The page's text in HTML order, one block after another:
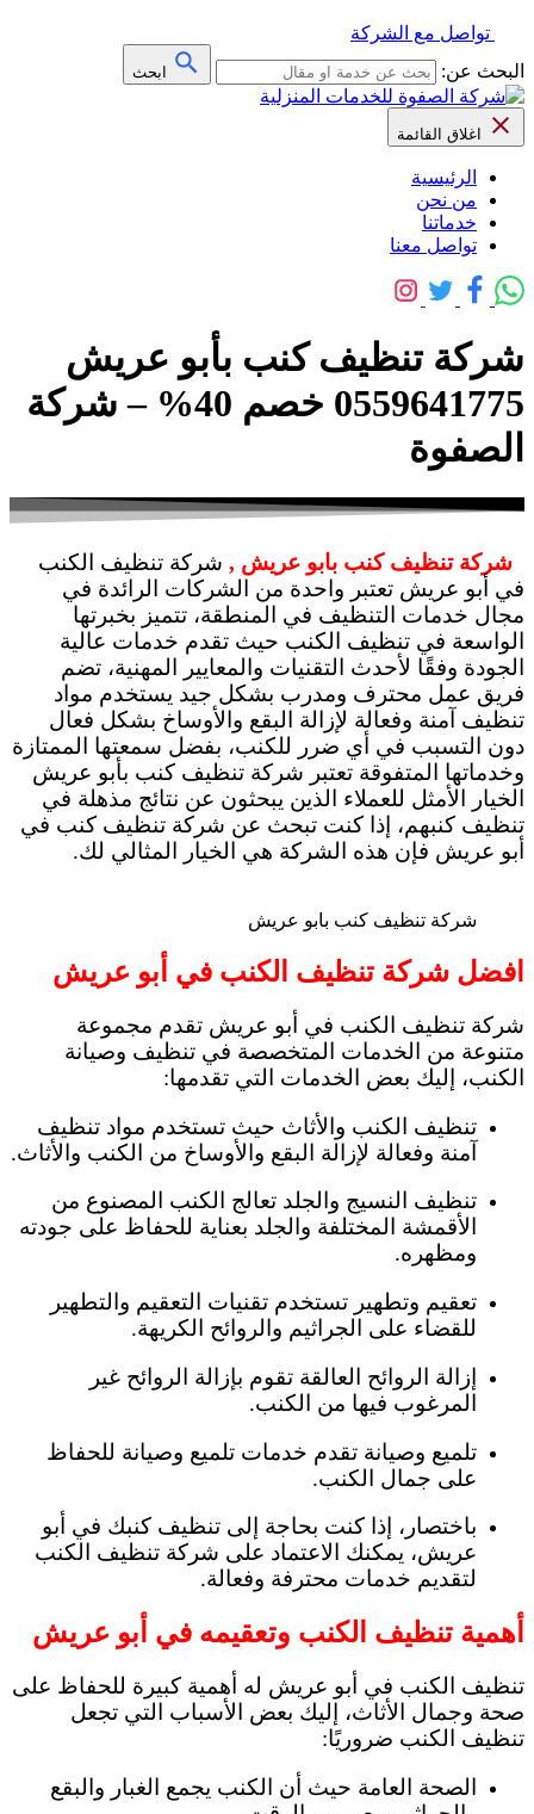
تواصل مع الشركة
البحث عن:
ابحث
اغلاق القائمة
الرئيسية
من نحن
خدماتنا
تواصل معنا
شركة تنظيف كنب بأبو عريش
0559641775 خصم 40% – شركة
الصفوة
شركة تنظيف كنب بابو عريش , شركة تنظيف الكنب
في أبو عريش تعتبر واحدة من الشركات الرائدة في
مجال خدمات التنظيف في المنطقة، تتميز بخبرتها
الواسعة في تنظيف الكنب حيث تقدم خدمات عالية
الجودة وفقًا لأحدث التقنيات والمعايير المهنية، تضم
فريق عمل محترف ومدرب بشكل جيد يستخدم مواد
تنظيف آمنة وفعالة لإزالة البقع والأوساخ بشكل فعال
دون التسبب في أي ضرر للكنب، بفضل سمعتها الممتازة
وخدماتها المتفوقة تعتبر شركة تنظيف كنب بأبو عريش
الخيار الأمثل للعملاء الذين يبحثون عن نتائج مذهلة في
تنظيف كنبهم، إذا كنت تبحث عن شركة تنظيف كنب في
أبو عريش فإن هذه الشركة هي الخيار المثالي لك.
شركة تنظيف كنب بابو عريش
افضل شركة تنظيف الكنب في أبو عريش
شركة تنظيف الكنب في أبو عريش تقدم مجموعة
متنوعة من الخدمات المتخصصة في تنظيف وصيانة
الكنب، إليك بعض الخدمات التي تقدمها:
تنظيف الكنب والأثاث حيث تستخدم مواد تنظيف
آمنة وفعالة لإزالة البقع والأوساخ من الكنب والأثاث.
تنظيف النسيج والجلد تعالج الكنب المصنوع من
الأقمشة المختلفة والجلد بعناية للحفاظ على جودته
ومظهره.
تعقيم وتطهير تستخدم تقنيات التعقيم والتطهير
للقضاء على الجراثيم والروائح الكريهة.
إزالة الروائح العالقة تقوم بإزالة الروائح غير
المرغوب فيها من الكنب.
تلميع وصيانة تقدم خدمات تلميع وصيانة للحفاظ
على جمال الكنب.
باختصار، إذا كنت بحاجة إلى تنظيف كنبك في أبو
عريش، يمكنك الاعتماد على شركة تنظيف الكنب
لتقديم خدمات محترفة وفعالة.
أهمية تنظيف الكنب وتعقيمه في أبو عريش
تنظيف الكنب في أبو عريش له أهمية كبيرة للحفاظ على
صحة وجمال الأثاث، إليك بعض الأسباب التي تجعل
تنظيف الكنب ضروريًا:
الصحة العامة حيث أن الكنب يجمع الغبار والبقع